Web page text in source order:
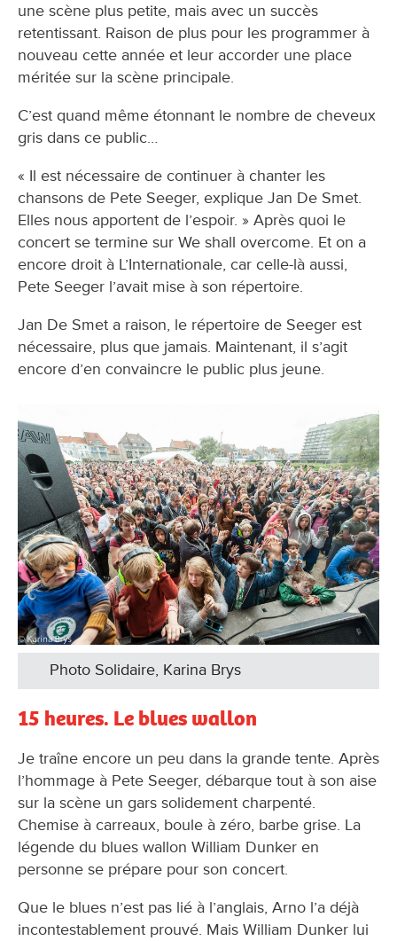
une scène plus petite, mais avec un succès
retentissant. Raison de plus pour les programmer à
nouveau cette année et leur accorder une place
méritée sur la scène principale.
C’est quand même étonnant le nombre de cheveux
gris dans ce public…
« Il est nécessaire de continuer à chanter les
chansons de Pete Seeger, explique Jan De Smet.
Elles nous apportent de l’espoir. » Après quoi le
concert se termine sur We shall overcome. Et on a
encore droit à L’Internationale, car celle-là aussi,
Pete Seeger l’avait mise à son répertoire.
Jan De Smet a raison, le répertoire de Seeger est
nécessaire, plus que jamais. Maintenant, il s’agit
encore d’en convaincre le public plus jeune.
Photo Solidaire, Karina Brys
15 heures. Le blues wallon
Je traîne encore un peu dans la grande tente. Après
l’hommage à Pete Seeger, débarque tout à son aise
sur la scène un gars solidement charpenté.
Chemise à carreaux, boule à zéro, barbe grise. La
légende du blues wallon William Dunker en
personne se prépare pour son concert.
Que le blues n’est pas lié à l’anglais, Arno l’a déjà
incontestablement prouvé. Mais William Dunker lui